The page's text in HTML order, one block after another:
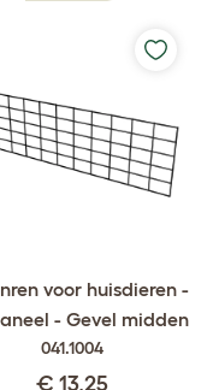
voor huisdieren -
- Gevel midden
041.1004
€ 13,25